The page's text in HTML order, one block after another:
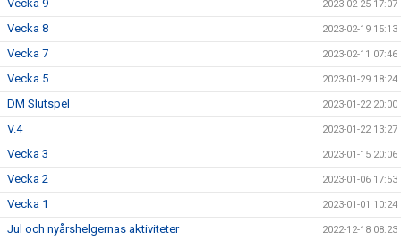
Vecka 9 2023-02-25 17:07
Vecka 8 2023-02-19 15:13
Vecka 7 2023-02-11 07:46
Vecka 5 2023-01-29 18:24
DM Slutspel 2023-01-22 20:00
V.4 2023-01-22 13:27
Vecka 3 2023-01-15 20:06
Vecka 2 2023-01-06 17:53
Vecka 1 2023-01-01 10:24
Jul och nyårshelgernas aktiviteter 2022-12-18 08:23